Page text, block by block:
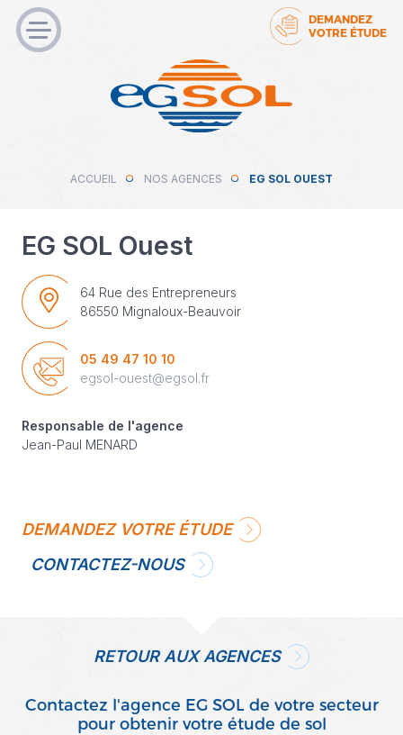
DEMANDEZ
VOTRE ÉTUDE
ACCUEIL NOS AGENCES EG SOL OUEST
EG SOL Ouest
64 Rue des Entrepreneurs
86550 Mignaloux-Beauvoir
05 49 47 10 10
egsol-ouest@egsol.fr
Responsable de l'agence
Jean-Paul MENARD
DEMANDEZ VOTRE ÉTUDE
CONTACTEZ-NOUS
RETOUR AUX AGENCES
Contactez l'agence EG SOL de votre secteur
pour obtenir votre étude de sol